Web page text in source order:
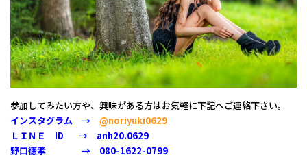
参加してみたい方や、興味がある方はお気軽に下記へご連絡下さい。
インスタグラム → @noriyuki0629
ＬＩＮＥ ID → anh20.0629
野口徳孝 → 080-1622-0799